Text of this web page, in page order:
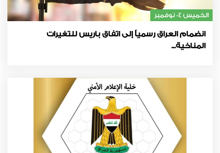
الخميس 04 نوفمبر
انضمام العراق رسمياً إلى اتفاق باريس للتغيرات
المناخية...